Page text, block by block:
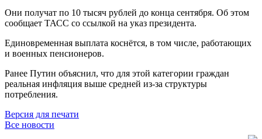
Они получат по 10 тысяч рублей до конца сентября. Об этом
сообщает ТАСС со ссылкой на указ президента.
Единовременная выплата коснётся, в том числе, работающих
и военных пенсионеров.
Ранее Путин объяснил, что для этой категории граждан
реальная инфляция выше средней из-за структуры
потребления.
Версия для печати
Все новости